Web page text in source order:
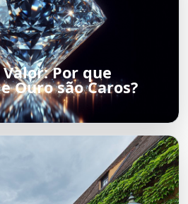
Por que
Ouro são Caros?